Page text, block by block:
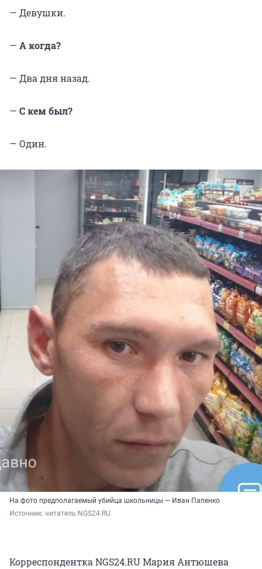
— Девушки.
— А когда?
— Два дня назад.
— С кем был?
— Один.
На фото предполагаемый убийца школьницы — Иван Папенко
Источник: читатель NGS24.RU
Корреспондентка NGS24.RU Мария Антюшева